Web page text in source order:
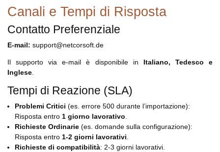
Canali e Tempi di Risposta
Contatto Preferenziale
E-mail: support@netcorsoft.de
Il supporto via e-mail è disponibile in Italiano, Tedesco e
Inglese.
Tempi di Reazione (SLA)
Problemi Critici (es. errore 500 durante l’importazione):
Risposta entro 1 giorno lavorativo.
Richieste Ordinarie (es. domande sulla configurazione):
Risposta entro 1-2 giorni lavorativi.
Richieste di compatibilità: 2-3 giorni lavorativi.